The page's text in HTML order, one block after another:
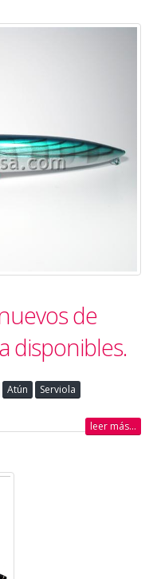
de
disponibles.
Atún
Serviola
leer más...